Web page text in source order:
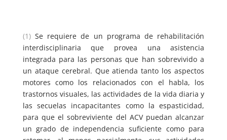
(1)Se requiere de un programa de rehabilitación
interdisciplinaria que provea una asistencia
integrada para las personas que han sobrevivido a
un ataque cerebral. Que atienda tanto los aspectos
motores como los relacionados con el habla, los
trastornos visuales, las actividades de la vida diaria y
las secuelas incapacitantes como la espasticidad,
para que el sobreviviente del ACV puedan alcanzar
un grado de independencia suficiente como para